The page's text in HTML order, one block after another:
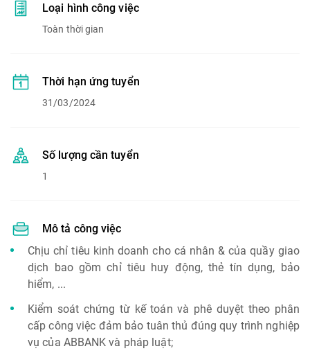
Loại hình công việc
Toàn thời gian
Thời hạn ứng tuyển
31/03/2024
Số lượng cần tuyển
1
Mô tả công việc
Chịu chỉ tiêu kinh doanh cho cá nhân & của quầy giao
dịch bao gồm chỉ tiêu huy động, thẻ tín dụng, bảo
hiểm, ...
Kiểm soát chứng từ kế toán và phê duyệt theo phân
cấp công việc đảm bảo tuân thủ đúng quy trình nghiệp
vụ của ABBANK và pháp luật;